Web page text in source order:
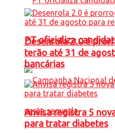
PT oficializa
Desenrola 2.0 é
terão até 31 de
bancárias
Anvisa registra 5
para tratar diabetes